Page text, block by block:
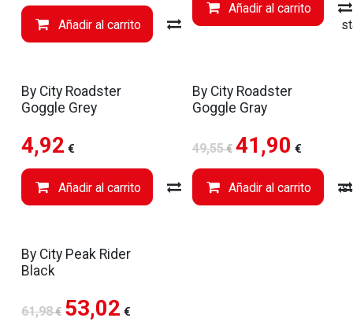
Añadir al carrito Compare Añadir a
Añadir al carrito
By City Roadster
Goggle Grey
4,92 €
Añadir al carrito Compare Añadir a
By City Roadster
Goggle Gray
49,55€ 41,90 €
Añadir al carrito
By City Peak Rider
Black
61,98€ 53,02 €